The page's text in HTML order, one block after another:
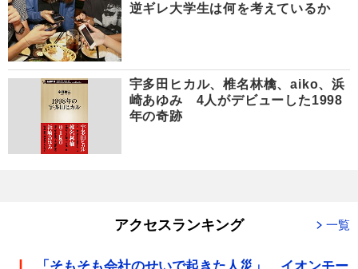
逆ギレ大学生は何を考えているか
宇多田ヒカル、椎名林檎、aiko、浜
崎あゆみ 4人がデビューした1998
年の奇跡
アクセスランキング 一覧